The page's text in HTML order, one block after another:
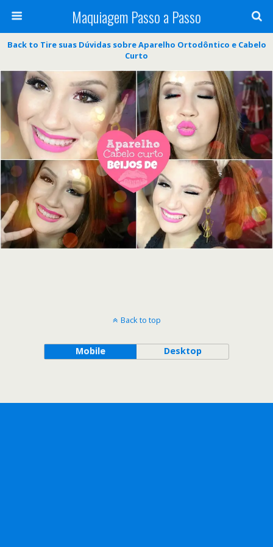
Maquiagem Passo a Passo
Back to Tire suas Dúvidas sobre Aparelho Ortodôntico e Cabelo
Curto
Back to top
Mobile Desktop